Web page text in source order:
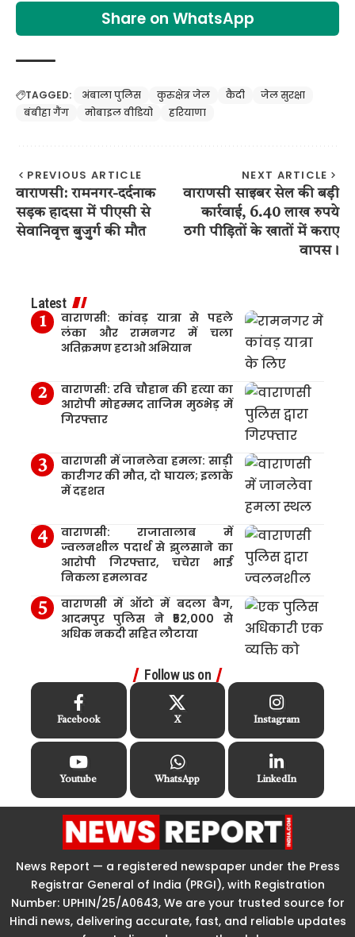
Share on WhatsApp
TAGGED: अंबाला पुलिस कुरुक्षेत्र जेल कैदी
जेल सुरक्षा
बंबीहा गैंग
मोबाइल वीडियो हरियाणा
PREVIOUS ARTICLE
वाराणसी: रामनगर-दर्दनाक
सड़क हादसा में पीएसी से
सेवानिवृत्त बुजुर्ग की मौत
NEXT ARTICLE
वाराणसी साइबर सेल की बड़ी
कार्रवाई, 6.40 लाख रुपये
ठगी पीड़ितों के खातों में कराए
वापस।
Latest
वाराणसी: कांवड़ यात्रा से पहले
लंका और रामनगर में चला
अतिक्रमण हटाओ अभियान
वाराणसी: रवि चौहान की हत्या का
आरोपी मोहम्मद ताजिम मुठभेड़ में
गिरफ्तार
वाराणसी में जानलेवा हमला: साड़ी
कारीगर की मौत, दो घायल; इलाके
में दहशत
वाराणसी: राजातालाब में
ज्वलनशील पदार्थ से झुलसाने का
आरोपी गिरफ्तार, चचेरा भाई
निकला हमलावर
वाराणसी में ऑटो में बदला बैग,
आदमपुर पुलिस ने ₹52,000 से
अधिक नकदी सहित लौटाया
Follow us on
Facebook X Instagram
Youtube WhatsApp LinkedIn
News Report — a registered newspaper under the Press
Registrar General of India (PRGI), with Registration
Number: UPHIN/25/A0643, We are your trusted source for
Hindi news, delivering accurate, fast, and reliable updates